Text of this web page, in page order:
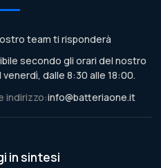
team ti risponderà
secondo gli orari del nostro
dalle 8:30 alle 18:00.
indirizzo:info@batteriaone.it
in sintesi